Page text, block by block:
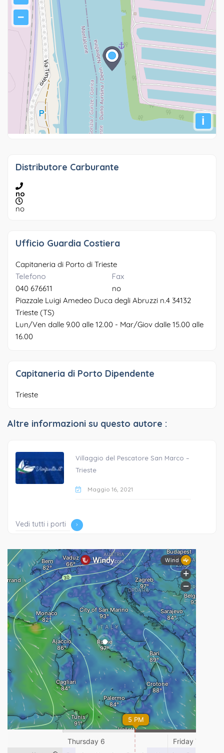
−
i
Distributore Carburante
no
no
Ufficio Guardia Costiera
Capitaneria di Porto di Trieste
Telefono
040 676611
Fax
no
Piazzale Luigi Amedeo Duca degli Abruzzi n.4 34132
Trieste (TS)
Lun/Ven dalle 9.00 alle 12.00 - Mar/Giov dalle 15.00 alle
16.00
Capitaneria di Porto Dipendente
Trieste
Altre informazioni su questo autore :
Villaggio del Pescatore San Marco –
Trieste
Maggio 16, 2021
Vedi tutti i porti